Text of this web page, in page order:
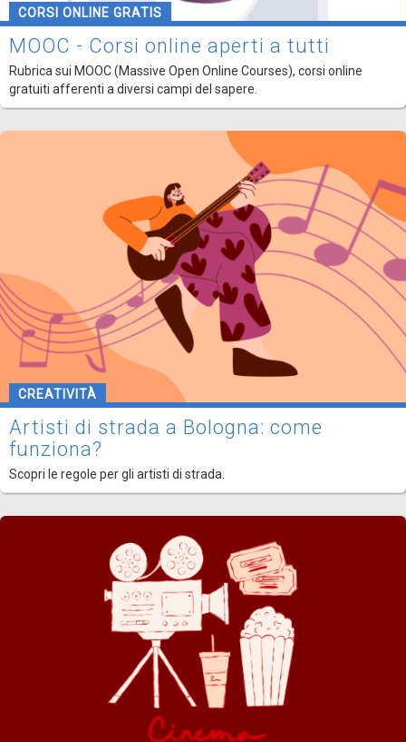
CORSI ONLINE GRATIS
MOOC - Corsi online aperti a tutti
Rubrica sui MOOC (Massive Open Online Courses), corsi online
gratuiti afferenti a diversi campi del sapere.
CREATIVITÀ
Artisti di strada a Bologna: come
funziona?
Scopri le regole per gli artisti di strada.